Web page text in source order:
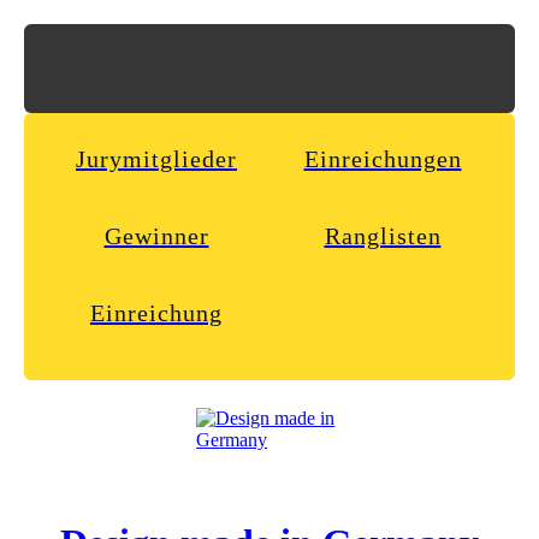
Jurymitglieder Einreichungen
Gewinner Ranglisten
Einreichung